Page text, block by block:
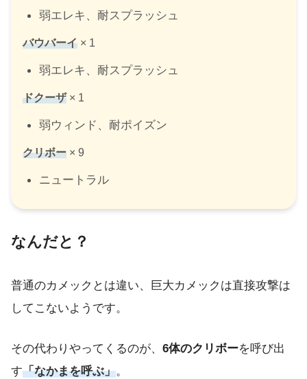
弱エレキ、耐スプラッシュ
バウバーイ × 1
弱エレキ、耐スプラッシュ
ドクーザ× 1
弱ウィンド、耐ポイズン
クリボー × 9
ニュートラル
なんだと？
普通のカメックとは違い、巨大カメックは直接攻撃は
してこないようです。
その代わりやってくるのが、 6体のクリボーを呼び出
す「なかまを呼ぶ」。